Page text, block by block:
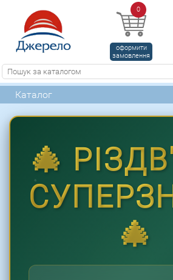
0
оформити
замовлення
Каталог
🎄
🎄